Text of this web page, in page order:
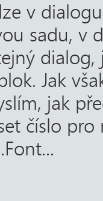
lze v
sadu, v
Jak
jak
číslo pro